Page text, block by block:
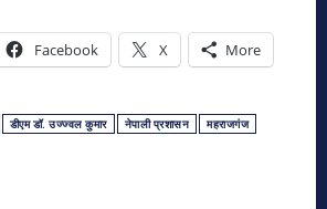
Facebook X More
डीएम डॉ. उज्ज्वल कुमार नेपाली प्रशासन महराजगंज